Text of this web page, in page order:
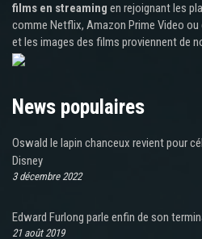
films en streaming en rejoignant les
comme Netflix, Amazon Prime Video ou
et les images des films proviennent de
News populaires
Oswald le lapin chanceux revient pour
Disney
3 décembre 2022
Edward Furlong parle enfin de son
21 août 2019